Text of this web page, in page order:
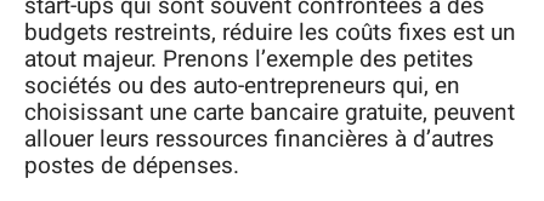
budgets restreints, réduire les coûts fixes est un
atout majeur. Prenons l’exemple des petites
sociétés ou des auto-entrepreneurs qui, en
choisissant une carte bancaire gratuite, peuvent
allouer leurs ressources financières à d’autres
postes de dépenses.